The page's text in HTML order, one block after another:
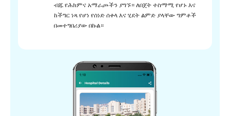
ብጁ የሕክምና አማራጮችን ያግኙ። ለበጀት ተስማሚ የሆኑ እና
ከችግር ነጻ የሆነ የሰነድ ሰቀላ እና ሂደት ልምድ ያላቸው ግምቶች
በመተግበሪያው በኩል።